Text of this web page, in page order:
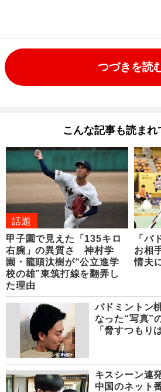
つづきを読
こんな記事も読まれ
話題
甲子園で見えた「135キロ
右腕」の異質さ 神村学
園・龍頭汰樹が“公立進学
校の雄”東筑打線を翻弄し
た理由
「バ
お相
情夫
バドミントン
なった“写真”
「脅すつもり
キスシーン連
中国のネット